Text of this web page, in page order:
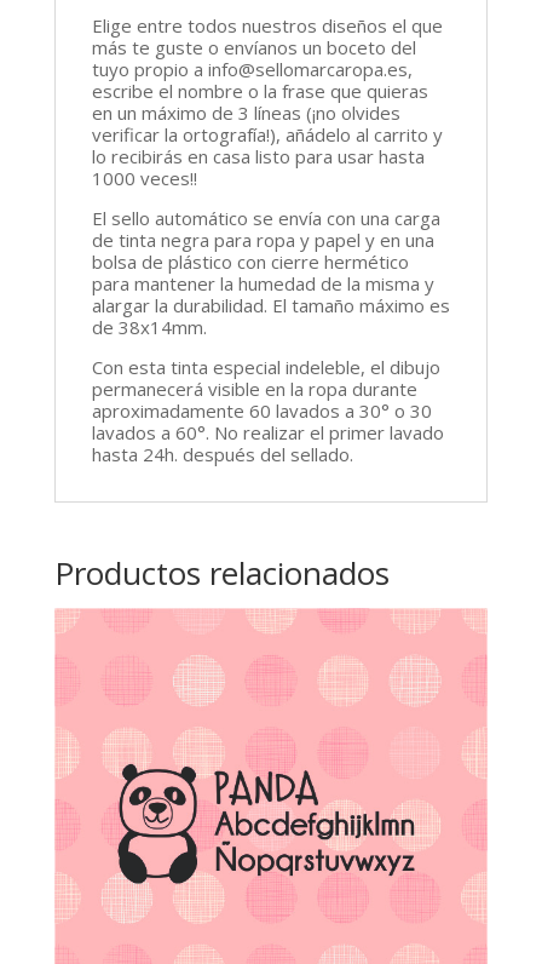
Elige entre todos nuestros diseños el que
más te guste o envíanos un boceto del
tuyo propio a info@sellomarcaropa.es,
escribe el nombre o la frase que quieras
en un máximo de 3 líneas (¡no olvides
verificar la ortografía!), añádelo al carrito y
lo recibirás en casa listo para usar hasta
1000 veces!!
El sello automático se envía con una carga
de tinta negra para ropa y papel y en una
bolsa de plástico con cierre hermético
para mantener la humedad de la misma y
alargar la durabilidad. El tamaño máximo es
de 38x14mm.
Con esta tinta especial indeleble, el dibujo
permanecerá visible en la ropa durante
aproximadamente 60 lavados a 30° o 30
lavados a 60°. No realizar el primer lavado
hasta 24h. después del sellado.
Productos relacionados